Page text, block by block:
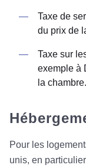
Taxe de
du prix de
Taxe sur
exemple à
la chambre.
Pour les
unis, en